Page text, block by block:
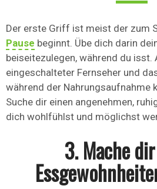
Der erste Griff ist meist der zum
Pause beginnt. Übe dich darin
beiseitezulegen, während du isst.
eingeschalteter Fernseher und
während der Nahrungsaufnahme
Suche dir einen angenehmen,
dich wohlfühlst und möglichst
3. Mache